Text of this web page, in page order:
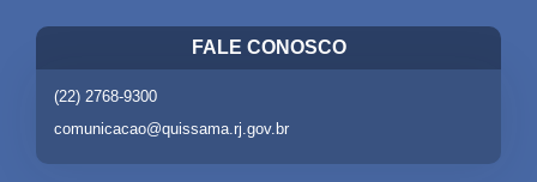
FALE CONOSCO
(22) 2768-9300
comunicacao@quissama.rj.gov.br